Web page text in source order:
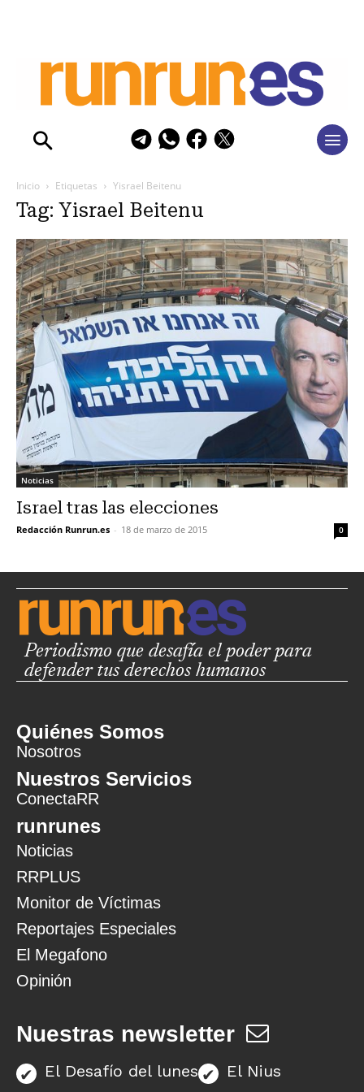
Inicio Etiquetas Yisrael Beitenu
Tag: Yisrael Beitenu
Noticias
Israel tras las elecciones
Redacción Runrun.es - 18 de marzo de 2015 0
Periodismo que desafía el poder para
defender tus derechos humanos
Quiénes Somos
Nosotros
Nuestros Servicios
ConectaRR
runrunes
Noticias
RRPLUS
Monitor de Víctimas
Reportajes Especiales
El Megafono
Opinión
Nuestras newsletter
El Desafío del lunes El Nius